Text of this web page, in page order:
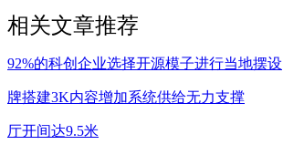
相关文章推荐
92%的科创企业选择开源模子进行当地摆设
牌搭建3K内容增加系统供给无力支撑
厅开间达9.5米